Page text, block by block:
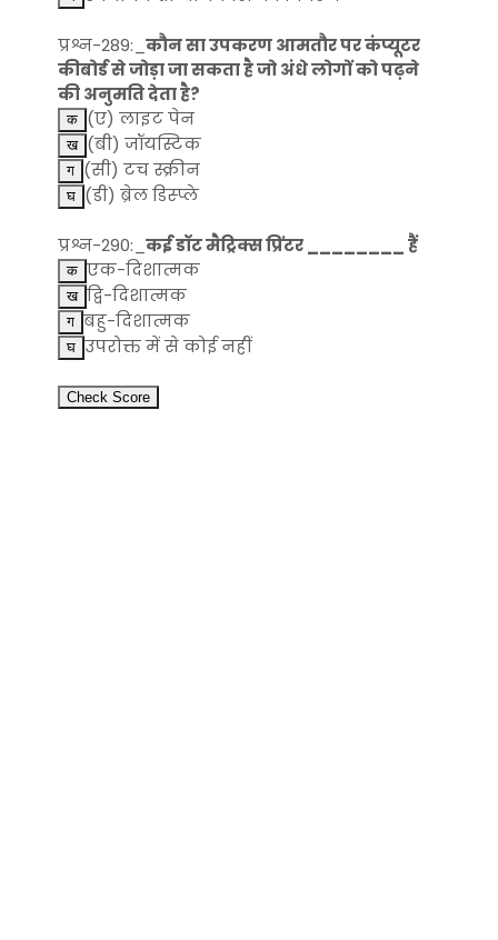
प्रश्न-289:_ कौन सा उपकरण आमतौर पर कंप्यूटर
कीबोर्ड से जोड़ा जा सकता है जो अंधे लोगों को पढ़ने
की अनुमति देता है?
(ए) लाइट पेन
(बी) जॉयस्टिक
(सी) टच स्क्रीन
(डी) ब्रेल डिस्प्ले
प्रश्न-290:_ कई डॉट मैट्रिक्स प्रिंटर ________ हैं
एक-दिशात्मक
द्वि-दिशात्मक
बहु-दिशात्मक
उपरोक्त में से कोई नहीं